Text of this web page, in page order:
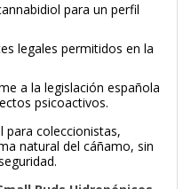
para un perfil
legales permitidos en la
a la legislación española
psicoactivos.
para coleccionistas,
natural del cáñamo, sin